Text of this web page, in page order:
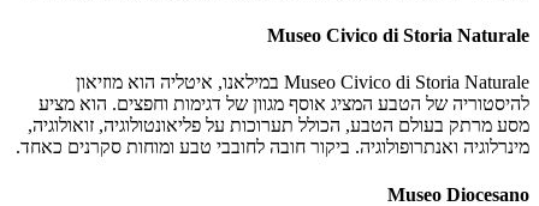
Museo Civico di Storia Naturale
Museo Civico di Storia Naturale במילאנו, איטליה הוא מוזיאון
להיסטוריה של הטבע המציג אוסף מגוון של דגימות וחפצים. הוא מציע
מסע מרתק בעולם הטבע, הכולל תערוכות על פליאונטולוגיה, זואולוגיה,
מינרלוגיה ואנתרופולוגיה. ביקור חובה לחובבי טבע ומוחות סקרנים כאחד.
Museo Diocesano